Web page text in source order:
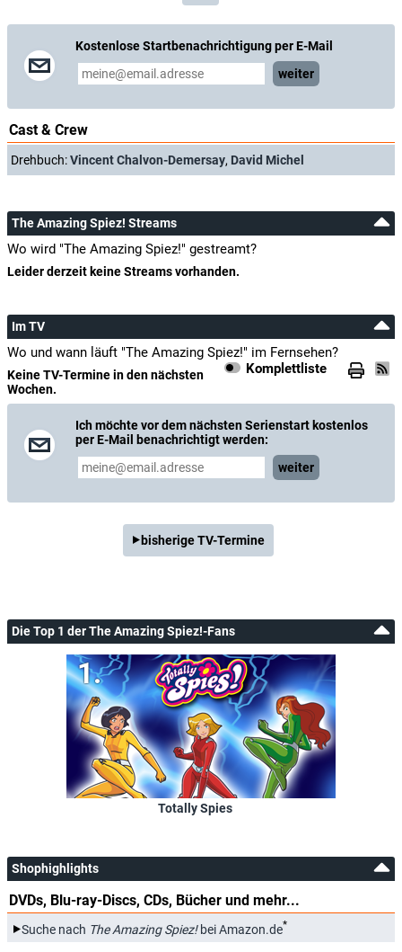
Kostenlose Startbenachrichtigung per E-Mail
weiter
Cast & Crew
Drehbuch:Vincent Chalvon-Demersay, David Michel
The Amazing Spiez! Streams
Wo wird "The Amazing Spiez!" gestreamt?
Leider derzeit keine Streams vorhanden.
Im TV
Wo und wann läuft "The Amazing Spiez!" im Fernsehen?
Komplettliste
Keine TV-Termine in den nächsten
Wochen.
Ich möchte vor dem nächsten Serienstart kostenlos
per E-Mail benachrichtigt werden:
weiter
bisherige TV-Termine
Die Top 1 der The Amazing Spiez!-Fans
Totally Spies
Shophighlights
DVDs, Blu-ray-Discs, CDs, Bücher und mehr...
Suche nach The Amazing Spiez!bei Amazon.de*